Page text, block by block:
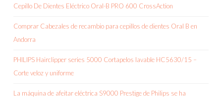
Cepillo De Dientes Eléctrico Oral-B PRO 600 CrossAction
Comprar Cabezales de recambio para cepillos de dientes Oral B en
Andorra
PHILIPS Hairclipper series 5000 Cortapelos lavable HC5630/15 –
Corte veloz y uniforme
La máquina de afeitar eléctrica S9000 Prestige de Philips se ha